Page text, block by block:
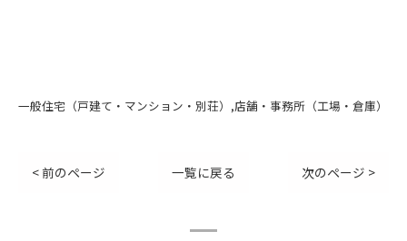
一般住宅（戸建て・マンション・別荘） 店舗・事務所（工場・倉庫）
< 前のページ 一覧に戻る 次のページ >